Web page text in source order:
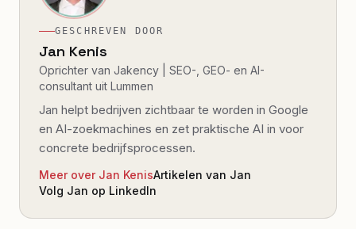
GESCHREVEN DOOR
Jan Kenis
Oprichter van Jakency | SEO-, GEO- en AI-
consultant uit Lummen
Jan helpt bedrijven zichtbaar te worden in Google
en AI-zoekmachines en zet praktische AI in voor
concrete bedrijfsprocessen.
Meer over Jan KenisArtikelen van Jan
Volg Jan op LinkedIn